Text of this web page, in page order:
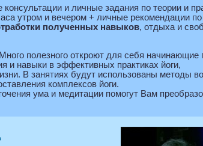
и личные задания по теории и
утром и вечером + личные рекомендации
полученных навыков, отдыха и
полезного откроют для себя начинающие
и навыки в эффективных практиках йоги,
В занятиях будут использованы методы
комплексов йоги.
ума и медитации помогут Вам